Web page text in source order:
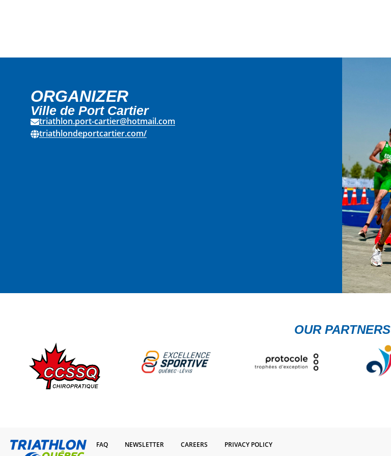
ORGANIZER
Ville de Port Cartier
triathlon.port-cartier@hotmail.com
triathlondeportcartier.com/
OUR PARTNERS
FAQ NEWSLETTER CAREERS PRIVACY POLICY